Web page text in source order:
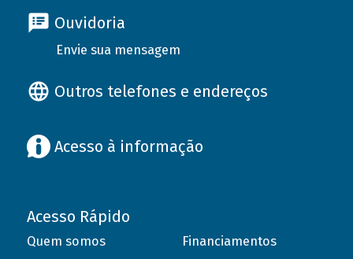
Ouvidoria
Envie sua mensagem
Outros telefones e endereços
Acesso à informação
Acesso Rápido
Quem somos
Financiamentos